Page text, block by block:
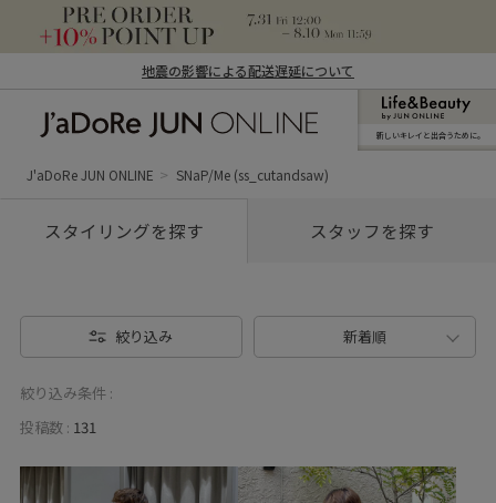
地震の影響による配送遅延について
ン オンライン）
新しいキレイと出合うために。
J'aDoRe JUN ONLINE SNaP/Me (ss_cutandsaw)
スタイリングを探す スタッフを探す
絞り込み 新着順
絞り込み条件 :
投稿数 : 131